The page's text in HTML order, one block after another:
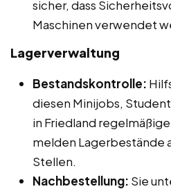
sicher, dass
Maschinen verwendet
Lagerverwaltung
Bestandskontrolle:
diesen Minijobs,
in Friedland
melden Lagerbestände
Stellen.
Nachbestellung: Sie